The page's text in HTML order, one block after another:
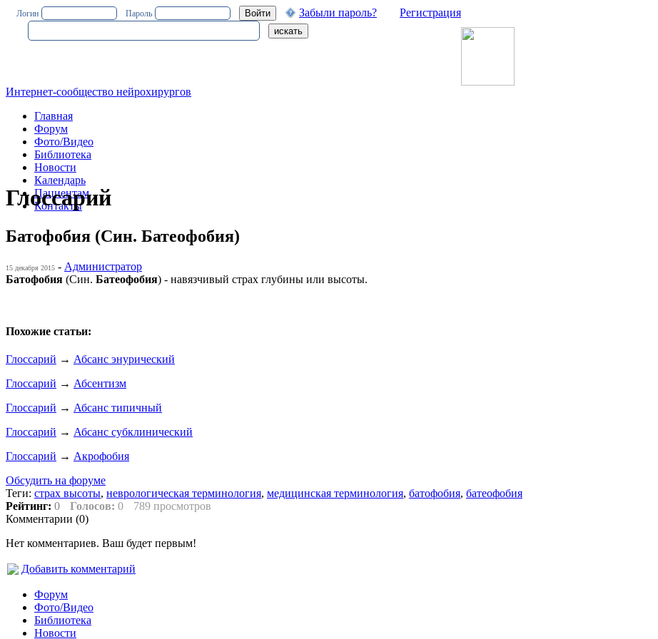
Логин Пароль Забыли пароль? Регистрация
Интернет-сообщество нейрохирургов
Главная
Форум
Фото/Видео
Библиотека
Новости
Календарь
Пациентам
Контакты
Глоссарий
Батофобия (Син. Батеофобия)
15 декабря 2015 - Администратор
Батофобия (Син. Батеофобия) - навязчивый страх глубины или высоты.
Похожие статьи:
Глоссарий → Абсанс энурический
Глоссарий → Абсентизм
Глоссарий → Абсанс типичный
Глоссарий → Абсанс субклинический
Глоссарий → Акрофобия
Обсудить на форуме
Теги: страх высоты, неврологическая терминология, медицинская терминология, батофобия, батеофобия
Рейтинг: 0 Голосов: 0
789 просмотров
Комментарии (0)
Нет комментариев. Ваш будет первым!
Добавить комментарий
Форум
Фото/Видео
Библиотека
Новости